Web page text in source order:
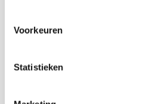
Voorkeuren
Statistieken
AGENDA
23
Selectiedag